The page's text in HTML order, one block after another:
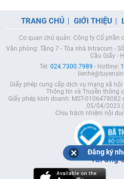
TRANG CHỦ GIỚI THIỆU
Cơ quan chủ quản: Công ty Cổ phần
Văn phòng: Tầng 7 - Tòa nhà Intracom -
Cầu Giấy -
Tel: 024.7300.7989 - Hotline:
Giấy phép cung cấp dịch vụ mạng xã
Thông tin và Truyền thông
Giấy phép kinh doanh: MST-
05/04/2023
Chịu trách nhiệm nội
Tải ứng
Đăng ký